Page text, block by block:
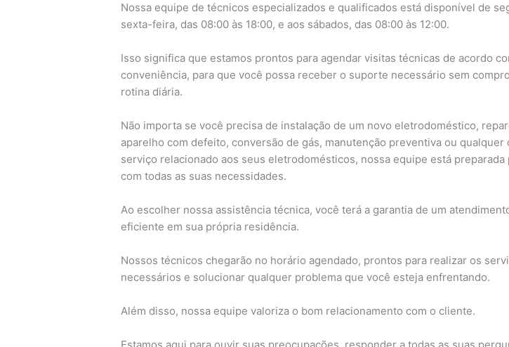
Nossa equipe de técnicos especializados e qualificados está disponível de
sexta-feira, das 08:00 às 18:00, e aos sábados, das 08:00 às 12:00.
Isso significa que estamos prontos para agendar visitas técnicas de acordo
conveniência, para que você possa receber o suporte necessário sem
rotina diária.
Não importa se você precisa de instalação de um novo eletrodoméstico,
aparelho com defeito, conversão de gás, manutenção preventiva ou qualquer
serviço relacionado aos seus eletrodomésticos, nossa equipe está preparada
com todas as suas necessidades.
Ao escolher nossa assistência técnica, você terá a garantia de um
eficiente em sua própria residência.
Nossos técnicos chegarão no horário agendado, prontos para realizar os
necessários e solucionar qualquer problema que você esteja enfrentando.
Além disso, nossa equipe valoriza o bom relacionamento com o cliente.